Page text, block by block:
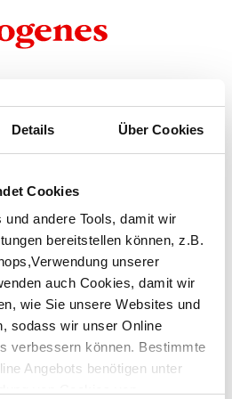
Details Über Cookies
Cookies
andere Tools, damit wir
bereitstellen können, z.B.
unserer
auch Cookies, damit wir
wie Sie unsere Websites und
sodass wir unser Online
verbessern können. Bestimmte
Angebots benötigen unter
Featured
träumte ich im
der Ferne.«
eine bestimmte Erinnerung.
des Kinderarztes, im
langen Sommerferien.
später: in unserer
unordentlichen Bücherregal der
zum Geburtstag. Diesen
in denen wir erstmals von